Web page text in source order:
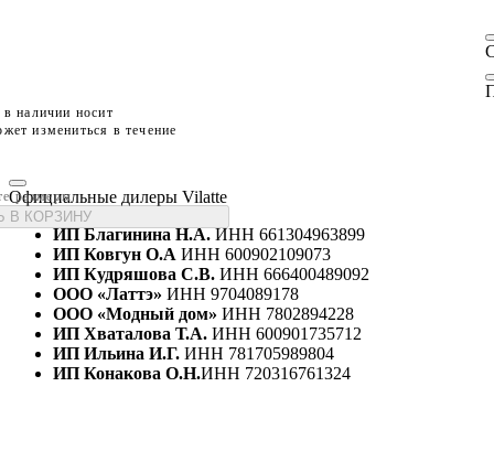
наличии носит
измениться в течение
размеры
В КОРЗИНУ
Официальные дилеры Vilatte
ИП Благинина Н.А.ИНН 661304963899
ИП Ковгун О.А ИНН 600902109073
ИП Кудряшова С.В. ИНН 666400489092
ООО «Латтэ» ИНН 9704089178
ООО «Модный дом» ИНН 7802894228
ИП Хваталова Т.А. ИНН 600901735712
ИП Ильина И.Г. ИНН 781705989804
ИП Конакова О.Н.ИНН 720316761324